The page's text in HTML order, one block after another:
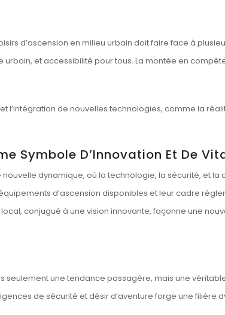
d’ascension en milieu urbain doit faire face à
et accessibilité pour tous. La montée en
l’intégration de nouvelles technologies, comme la
Symbole D’Innovation Et De
dynamique, où la technologie, la sécurité, et
d’ascension disponibles et leur cadre
conjugué à une vision innovante, façonne une
seulement une tendance passagère, mais une
de sécurité et désir d’aventure forge une